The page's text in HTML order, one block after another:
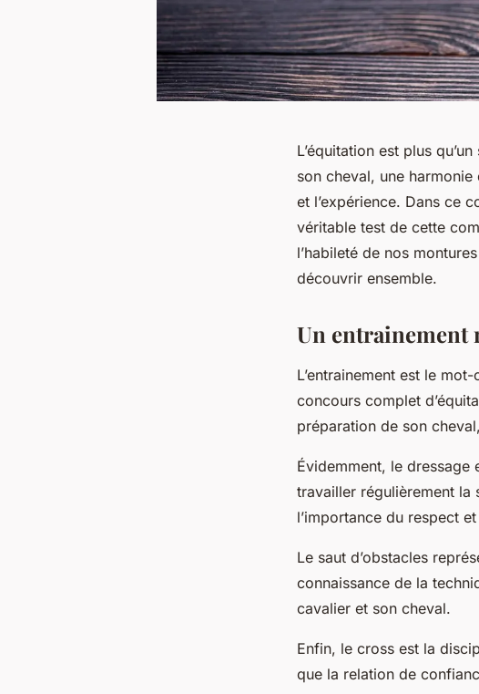
L’équitation est plus
son cheval, une
et l’expérience. Dans ce
véritable test de cette
l’habileté de nos
découvrir ensemble.
Un entrainement
L’entrainement est le
concours complet
préparation de son
Évidemment, le dressage
travailler régulièrement la
l’importance du respect
Le saut d’obstacles
connaissance de la
cavalier et son cheval.
Enfin, le cross est la
que la relation de